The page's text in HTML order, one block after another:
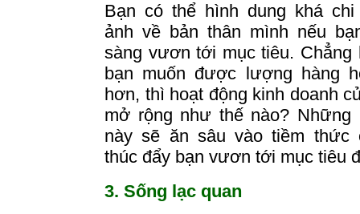
Bạn có thể hình dung khá
ảnh về bản thân mình nếu
sàng vươn tới mục tiêu. Chẳng
bạn muốn được lượng hàng
hơn, thì hoạt động kinh doanh
mở rộng như thế nào? Những
này sẽ ăn sâu vào tiềm thức
thúc đẩy bạn vươn tới mục tiêu
3. Sống lạc quan